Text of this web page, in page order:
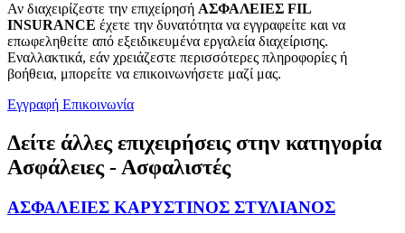
Αν διαχειρίζεστε την επιχείρησή ΑΣΦΑΛΕΙΕΣ FIL
INSURANCE έχετε την δυνατότητα να εγγραφείτε και να
επωφεληθείτε από εξειδικευμένα εργαλεία διαχείρισης.
Εναλλακτικά, εάν χρειάζεστε περισσότερες πληροφορίες ή
βοήθεια, μπορείτε να επικοινωνήσετε μαζί μας.
Εγγραφή Επικοινωνία
Δείτε άλλες επιχειρήσεις στην κατηγορία
Ασφάλειες - Ασφαλιστές
ΑΣΦΑΛΕΙΕΣ ΚΑΡΥΣΤΙΝΟΣ ΣΤΥΛΙΑΝΟΣ